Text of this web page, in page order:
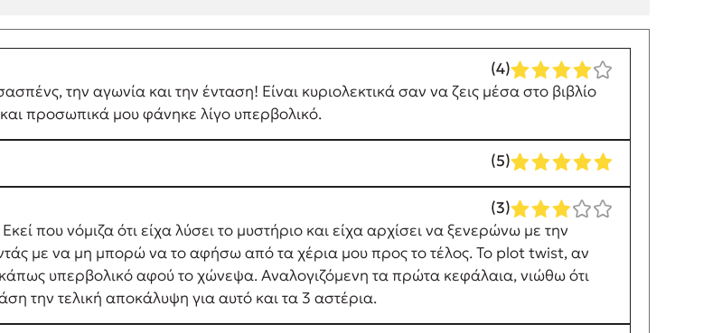
(4)
την αγωνία και την ένταση! Είναι κυριολεκτικά σαν να ζεις μέσα στο βιβλίο
προσωπικά μου φάνηκε λίγο υπερβολικό.
(5)
(3)
που νόμιζα ότι είχα λύσει το μυστήριο και είχα αρχίσει να ξενερώνω με την
με να μη μπορώ να το αφήσω από τα χέρια μου προς το τέλος. Το plot twist, αν
υπερβολικό αφού το χώνεψα. Αναλογιζόμενη τα πρώτα κεφάλαια, νιώθω ότι
την τελική αποκάλυψη για αυτό και τα 3 αστέρια.